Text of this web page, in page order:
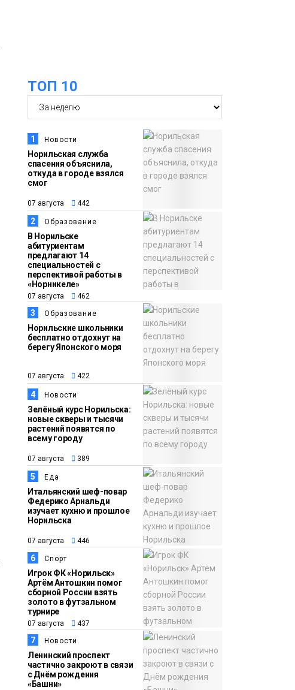
Спорт
14:30
07 августа
Новости
Ленинский проспект
частично закроют в
связи с Днём
рождения «Башни»
13:59
07 августа
Новости
«Домик Хоббитов» и
«Самолёт в облаках»
появятся в Кайеркане
13:08
07 августа
Новости
Предстоящие
выходные в
Норильске будут
зябкими, пасмурными
и дождливыми
07 августа
Общество
Как в Норильске
помогают женщинам
из исправительного
центра
адаптироваться к
жизни
ТОП 10
1 Новости
Норильская служба
спасения объяснила,
откуда в городе взялся
смог
07 августа 442
2 Образование
В Норильске
абитуриентам
предлагают 14
специальностей с
перспективой работы в
«Норникеле»
07 августа 462
3 Образование
Норильские школьники
бесплатно отдохнут на
берегу Японского моря
07 августа 422
4 Новости
Зелёный курс Норильска:
новые скверы и тысячи
растений появятся по
всему городу
07 августа 389
5 Еда
Итальянский шеф-повар
Федерико Арнальди
изучает кухню и прошлое
Норильска
07 августа 446
6 Спорт
Игрок ФК «Норильск»
Артём Антошкин помог
сборной России взять
золото в футзальном
турнире
07 августа 437
7 Новости
Ленинский проспект
частично закроют в связи
с Днём рождения
«Башни»